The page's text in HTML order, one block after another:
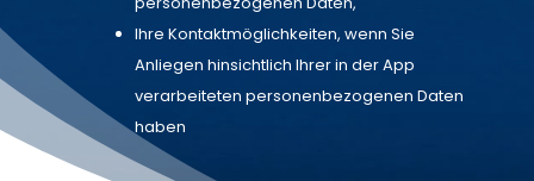
Ihre Kontaktmöglichkeiten, wenn Sie
Anliegen hinsichtlich Ihrer in der App
verarbeiteten personenbezogenen Daten
haben